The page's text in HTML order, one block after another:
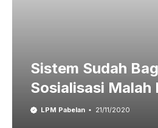
Sistem Sudah
Sosialisasi Malah
LPM Pabelan 21/11/2020